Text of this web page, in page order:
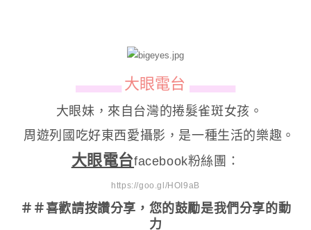
▄▄▄▄▄▄ 大眼電台 ▄▄▄▄▄▄
大眼妹，來自台灣的捲髮雀斑女孩。
周遊列國吃好東西愛攝影，是一種生活的樂趣。
大眼電台facebook粉絲團：
https://goo.gl/HOI9aB
＃＃喜歡請按讚分享 ，您的鼓勵是我們分享的動
力